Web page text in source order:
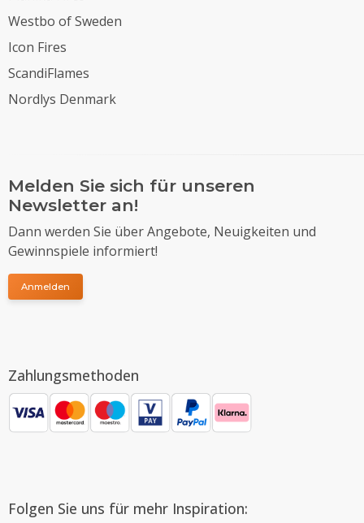
Westbo of Sweden
Icon Fires
ScandiFlames
Nordlys Denmark
Melden Sie sich für unseren
Newsletter an!
Dann werden Sie über Angebote, Neuigkeiten und
Gewinnspiele informiert!
Anmelden
Zahlungsmethoden
Folgen Sie uns für mehr Inspiration: